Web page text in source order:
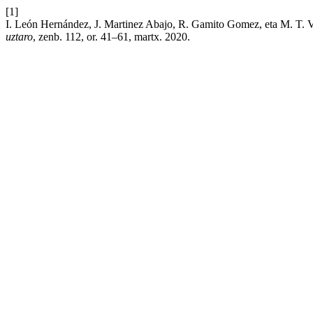
[1]
I. León Hernández, J. Martinez Abajo, R. Gamito Gomez, eta M. T.
uztaro, zenb. 112, or. 41–61, martx. 2020.